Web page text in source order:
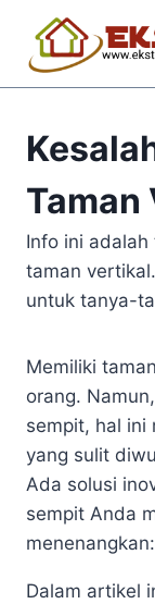
Taman
Info ini
taman
untuk tanya-
Memiliki
orang.
sempit, hal ini
yang sulit
Ada solusi
sempit Anda
Dalam artikel